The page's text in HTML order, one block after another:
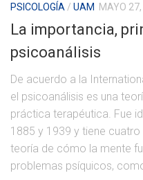
PSICOLOGÍA / UAM MAYO
La importancia,
psicoanálisis
De acuerdo a la
el psicoanálisis es una
práctica terapéutica. Fue
1885 y 1939 y tiene
teoría de cómo la mente
problemas psíquicos,